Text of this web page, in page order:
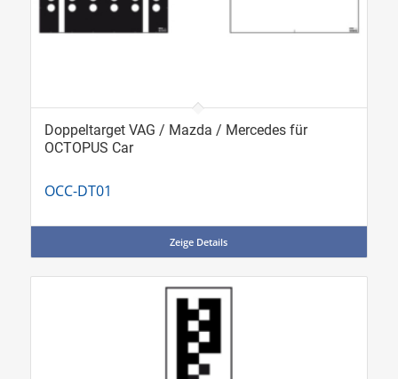
Doppeltarget VAG / Mazda / Mercedes für
OCTOPUS Car
OCC-DT01
Zeige Details